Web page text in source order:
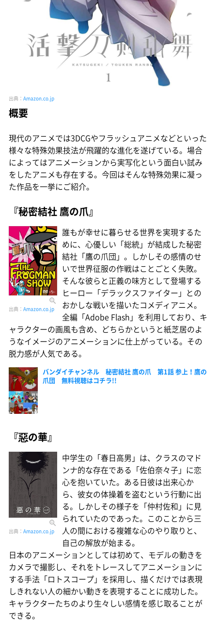
出典： Amazon.co.jp
概要
現代のアニメでは3DCGやフラッシュアニメなどといった
様々な特殊効果技法が飛躍的な進化を遂げている。場合
によってはアニメーションから実写化という面白い試み
をしたアニメも存在する。今回はそんな特殊効果に凝っ
た作品を一挙にご紹介。
『秘密結社 鷹の爪』
出典： Amazon.co.jp
誰もが幸せに暮らせる世界を実現するた
めに、心優しい「総統」が結成した秘密
結社「鷹の爪団」。しかしその感情のせ
いで世界征服の作戦はことごとく失敗。
そんな彼らと正義の味方として登場する
ヒーロー「デラックスファイター」との
おかしな戦いを描いたコメディアニメ。
全編「Adobe Flash」を利用しており、キ
ャラクターの画風も含め、どちらかというと紙芝居のよ
うなイメージのアニメーションに仕上がっている。その
脱力感が人気である。
バンダイチャンネル 秘密結社 鷹の爪 第1話 参上！鷹の
爪団 無料視聴はコチラ!!
『惡の華』
出典： Amazon.co.jp
中学生の「春日高男」は、クラスのマド
ンナ的な存在である「佐伯奈々子」に恋
心を抱いていた。ある日彼は出来心か
ら、彼女の体操着を盗むという行動に出
る。しかしその様子を「仲村佐和」に見
られていたのであった。このことから三
人の間における複雑な心のやり取りと、
自己の解放が始まる。
日本のアニメーションとしては初めて、モデルの動きを
カメラで撮影し、それをトレースしてアニメーションに
する手法「ロトスコープ」を採用し、描くだけでは表現
しきれない人の細かい動きを表現することに成功した。
キャラクターたちのより生々しい感情を感じ取ることが
できる。